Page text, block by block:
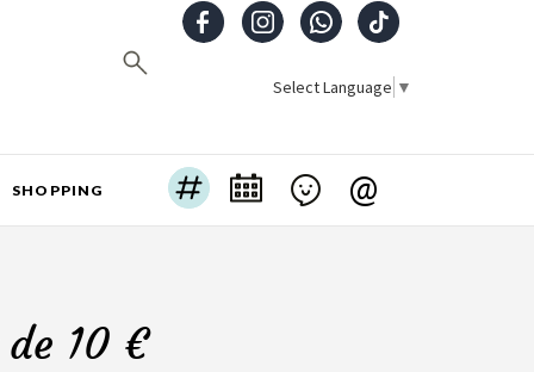
Select Language ▼
SHOPPING @
10 €